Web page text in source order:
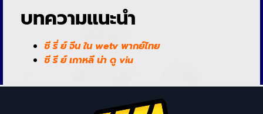
บทความแนะนำ
ซี รี่ ย์ จีน ใน wetv พากย์ไทย
ซี รี ย์ เกาหลี น่า ดู viu